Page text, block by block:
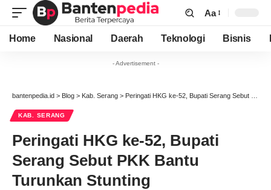
Font
Resizer
Aa
Home Nasional Daerah Teknologi Bisnis
- Advertisement -
bantenpedia.id > Blog > Kab. Serang > Peringati HKG ke-52, Bupati Serang Sebut PKK Bantu Turunkan Stunting
KAB. SERANG
Peringati HKG ke-52, Bupati
Serang Sebut PKK Bantu
Turunkan Stunting